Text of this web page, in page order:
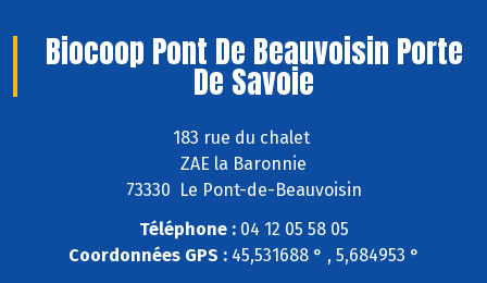
Biocoop Pont De Beauvoisin Porte
De Savoie
183 rue du chalet
ZAE la Baronnie
73330 Le Pont-de-Beauvoisin
Téléphone :04 12 05 58 05
Coordonnées GPS :45,531688 ° , 5,684953 °